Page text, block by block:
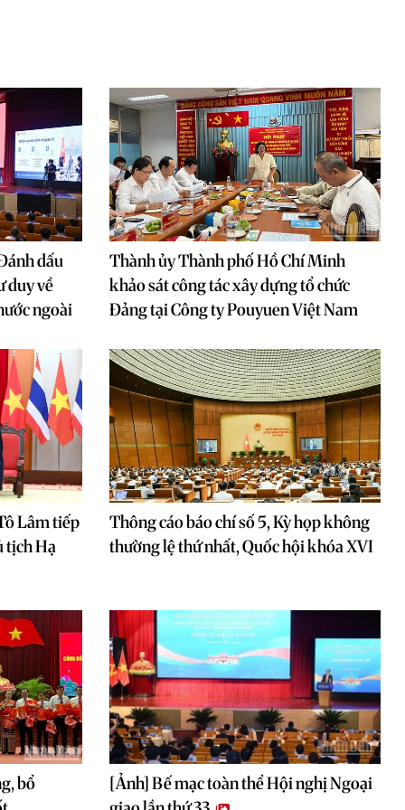
dấu
duy về
ngoài
Thành ủy Thành phố Hồ Chí Minh
khảo sát công tác xây dựng tổ chức
Đảng tại Công ty Pouyuen Việt Nam
Lâm tiếp
tịch Hạ
Thông cáo báo chí số 5, Kỳ họp không
thường lệ thứ nhất, Quốc hội khóa XVI
bổ
[Ảnh] Bế mạc toàn thể Hội nghị Ngoại